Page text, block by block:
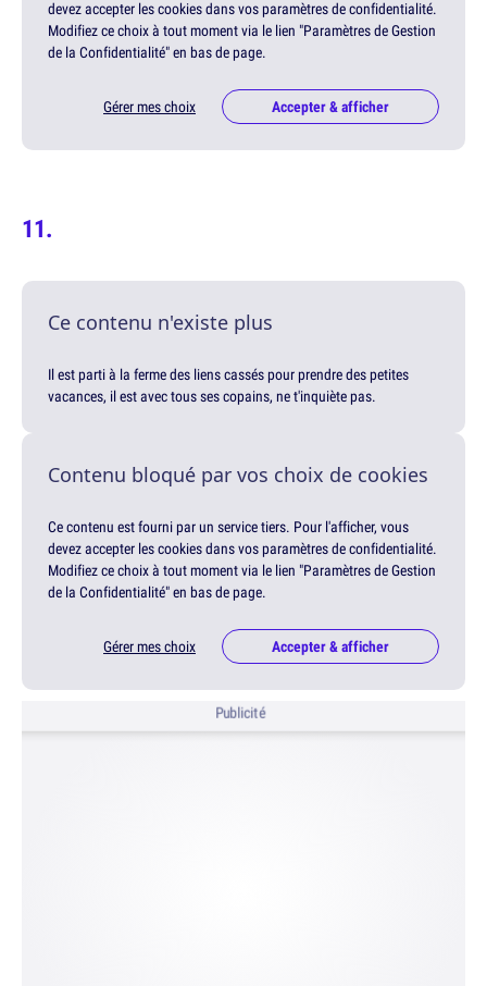
devez accepter les cookies dans vos paramètres de confidentialité.
Modifiez ce choix à tout moment via le lien "Paramètres de Gestion
de la Confidentialité" en bas de page.
Gérer mes choix Accepter & afficher
Ce contenu n'existe plus
Il est parti à la ferme des liens cassés pour prendre des petites
vacances, il est avec tous ses copains, ne t'inquiète pas.
Contenu bloqué par vos choix de cookies
Ce contenu est fourni par un service tiers. Pour l'afficher, vous
devez accepter les cookies dans vos paramètres de confidentialité.
Modifiez ce choix à tout moment via le lien "Paramètres de Gestion
de la Confidentialité" en bas de page.
Gérer mes choix Accepter & afficher
Publicité